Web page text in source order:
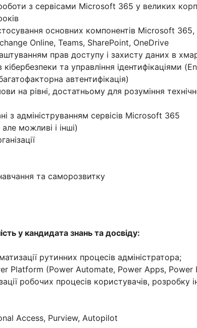
з сервісами Microsoft 365 у великих
основних компонентів Microsoft 365,
Online, Teams, SharePoint, OneDrive
прав доступу і захисту даних в
та управління ідентифікаціями
автентифікація)
на рівні, достатньому для розуміння
з адмініструванням сервісів Microsoft 365
можливі і інші)
та саморозвитку
у кандидата знань та досвіду:
рутинних процесів адміністратора;
Platform (Power Automate, Power Apps, Power
робочих процесів користувачів, розробку
Access, Purview, Autopilot